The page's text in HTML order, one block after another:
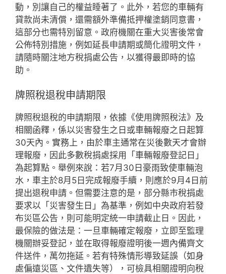
動，別讓自己的權益睡著了。此外，若您的車輛有
貸款尚未清償，還需額外準備抵押權塗銷同意書，
這部分也需特別留意。政府機關在重大災害後常會
公佈特別措施，例如延長申請期或簡化證明文件，
請隨時關注地方稅捐處公告，以獲得最即時的協
助。
牌照稅退稅申請期限
牌照稅退稅的申請期限，依據《使用牌照稅法》及
相關函釋，係以災害發生之日或車輛報廢之日起算
30天內。實務上，由於車主通常在災後數天才會辦
理報廢，因此多數稅捐處採用「車輛報廢登記日」
為起算點。舉例來說：若7月30日豪雨致使車輛泡
水，車主於8月5日完成報廢手續，則應於9月4日前
提出退稅申請。但需要注意的是，部分縣市稅捐處
要求以「災害發生日」為基準，例如中央政府若發
布災區公告，則可能明定統一申請截止日。因此，
最保險的做法是：一旦車輛確定報廢，立即至監理
機關辦妥登記，並在取得報廢證明後一週內備齊文
件送件，萬勿拖延。若有特殊情形導致延誤（如身
處偏遠災區、文件遺失等），可檢具相關證明向稅